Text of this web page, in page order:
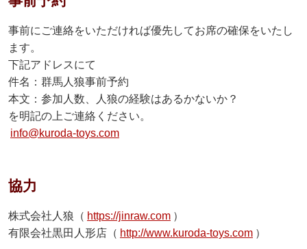
事前にご連絡をいただければ優先してお席の確保をいたし
ます。
下記アドレスにて
件名：群馬人狼事前予約
本文：参加人数、人狼の経験はあるかないか？
を明記の上ご連絡ください。
info@kuroda-toys.com
協力
株式会社人狼（ https://jinraw.com ）
有限会社黒田人形店（ http://www.kuroda-toys.com ）